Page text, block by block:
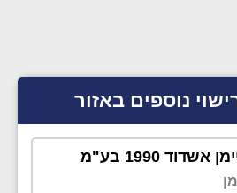
נוספים באזור
1990 בע"מ